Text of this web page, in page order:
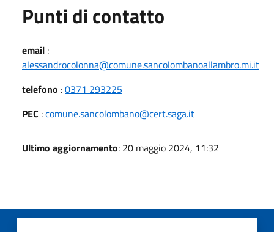
Punti di contatto
email :
alessandrocolonna@comune.sancolombanoallambro.mi.it
telefono :0371 293225
PEC :comune.sancolombano@cert.saga.it
Ultimo aggiornamento: 20 maggio 2024, 11:32